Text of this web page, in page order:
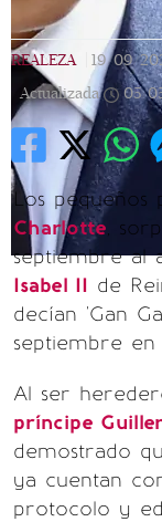
REALEZA 19/09/
Actualizada
05/
Los pequeños
Charlotte,
septiembre al
Isabel II de
decían 'Gan
septiembre en
Al ser
príncipe
demostrado
ya cuentan
protocolo y